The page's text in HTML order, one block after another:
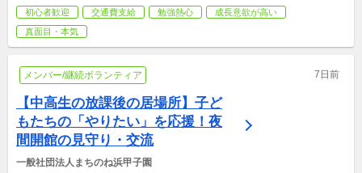
初心者歓迎 交通費支給 勉強熱心
成長意欲が高い
真面目・本気
メンバー/継続ボランティア 7日前
【中高生の放課後の居場所】子ど
もたちの「やりたい」を応援！夜
間開館の見守り・交流
一般社団法人まちのね浜甲子園